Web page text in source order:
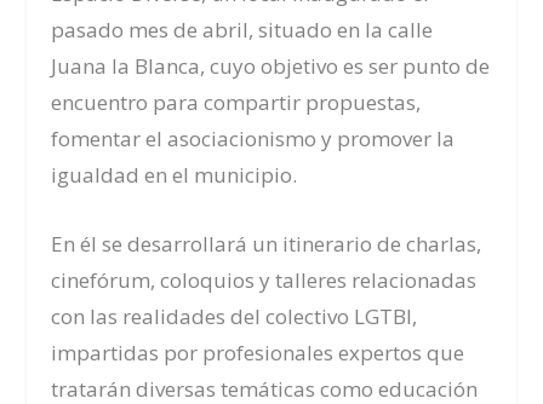
pasado mes de abril, situado en lacalle
Juana la Blanca, cuyo objetivoes ser punto de
encuentro para compartir propuestas,
fomentar el asociacionismo y promover la
igualdad en el municipio.
En él se desarrollará un itinerario de charlas,
cinefórum, coloquios y talleres relacionadas
con las realidades del colectivo LGTBI,
impartidas por profesionales expertos que
tratarán diversas temáticas como educación